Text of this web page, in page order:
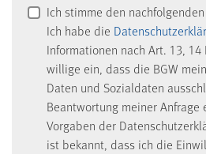
Ich stimme den
Ich habe die
Informationen nach Art. 13, 14
willige ein, dass die BGW
Daten und Sozialdaten
Beantwortung meiner Anfrage
Vorgaben der
ist bekannt, dass ich die